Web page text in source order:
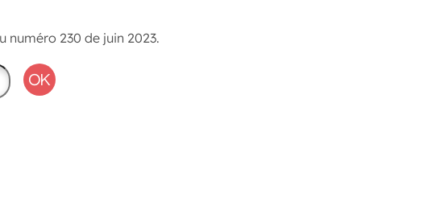
numéro 230 de juin 2023.
OK